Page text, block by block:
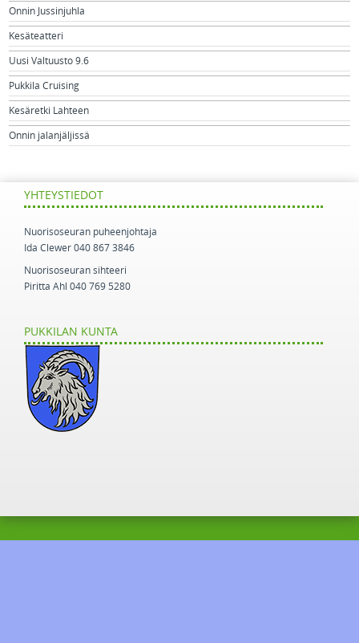
Onnin Jussinjuhla
Kesäteatteri
Uusi Valtuusto 9.6
Pukkila Cruising
Kesäretki Lahteen
Onnin jalanjäljissä
YHTEYSTIEDOT
Nuorisoseuran puheenjohtaja
Ida Clewer 040 867 3846
Nuorisoseuran sihteeri
Piritta Ahl 040 769 5280
PUKKILAN KUNTA